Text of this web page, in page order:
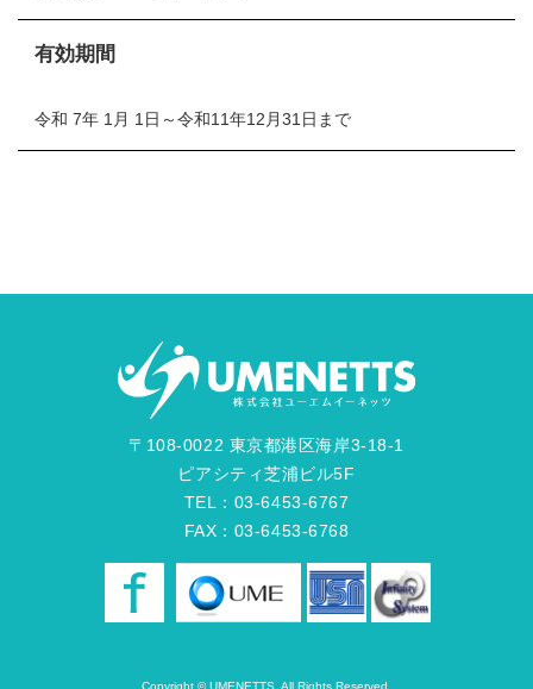
有効期間
令和 7年 1月 1日～令和11年12月31日まで
〒108-0022 東京都港区海岸3-18-1
ピアシティ芝浦ビル5F
TEL：03-6453-6767
FAX：03-6453-6768
Copyright © UMENETTS. All Rights Reserved.